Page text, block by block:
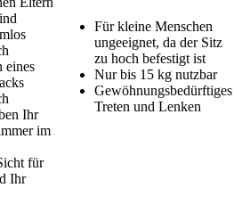
eines
Ihr
im
für
Ihr
Für kleine Menschen
ungeeignet, da der Sitz
zu hoch befestigt ist
Nur bis 15 kg nutzbar
Gewöhnungsbedürftiges
Treten und Lenken